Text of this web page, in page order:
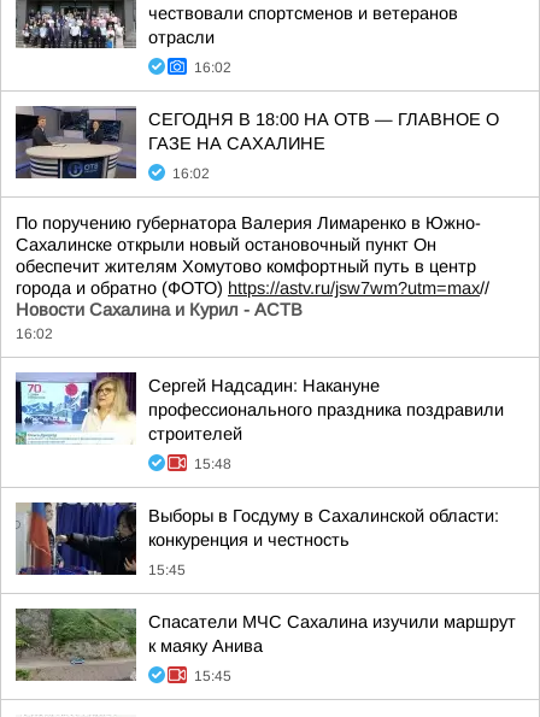
чествовали спортсменов и ветеранов
отрасли
16:02
СЕГОДНЯ В 18:00 НА ОТВ — ГЛАВНОЕ О
ГАЗЕ НА САХАЛИНЕ
16:02
По поручению губернатора Валерия Лимаренко в Южно-
Сахалинске открыли новый остановочный пункт Он
обеспечит жителям Хомутово комфортный путь в центр
города и обратно (ФОТО) https://astv.ru/jsw7wm?utm=max//
Новости Сахалина и Курил - АСТВ
16:02
Сергей Надсадин: Накануне
профессионального праздника поздравили
строителей
15:48
Выборы в Госдуму в Сахалинской области:
конкуренция и честность
15:45
Спасатели МЧС Сахалина изучили маршрут
к маяку Анива
15:45